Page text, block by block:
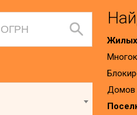
Жилых
Домов